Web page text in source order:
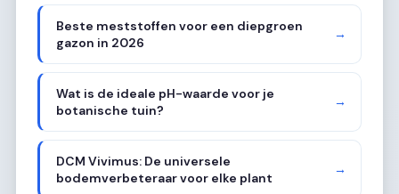
Beste meststoffen voor een diepgroen
gazon in 2026
→
Wat is de ideale pH-waarde voor je
botanische tuin?
→
DCM Vivimus: De universele
bodemverbeteraar voor elke plant
→